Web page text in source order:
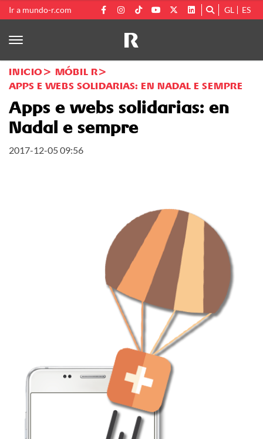
Ir a mundo-r.com GL ES
INICIO
MÓBIL R
APPS E WEBS SOLIDARIAS: EN NADAL E SEMPRE
Apps e webs solidarias: en
Nadal e sempre
2017-12-05 09:56